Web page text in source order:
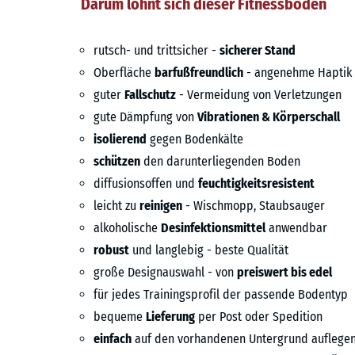
Darum lohnt sich dieser Fitnessboden
rutsch- und trittsicher - sicherer Stand
Oberfläche barfußfreundlich - angenehme Haptik
guter Fallschutz - Vermeidung von Verletzungen
gute Dämpfung von Vibrationen & Körperschall
isolierend gegen Bodenkälte
schützen den darunterliegenden Boden
diffusionsoffen und feuchtigkeitsresistent
leicht zu reinigen - Wischmopp, Staubsauger
alkoholische Desinfektionsmittelanwendbar
robust und langlebig - beste Qualität
große Designauswahl - von preiswert bis edel
für jedes Trainingsprofil der passende Bodentyp
bequeme Lieferung per Post oder Spedition
einfach auf den vorhandenen Untergrund